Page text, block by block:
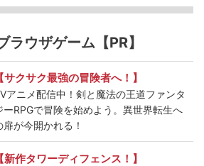
ラウザゲーム【PR】
【サクサク最強の冒険者へ！】
アニメ配信中！剣と魔法の王道ファンタ
ーRPGで冒険を始めよう。異世界転生へ
扉が今開かれる！
【新作タワーディフェンス！】